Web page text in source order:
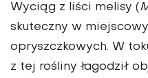
Wyciąg z liści melisy (
skuteczny w
opryszczkowych. W
z tej rośliny łagodził